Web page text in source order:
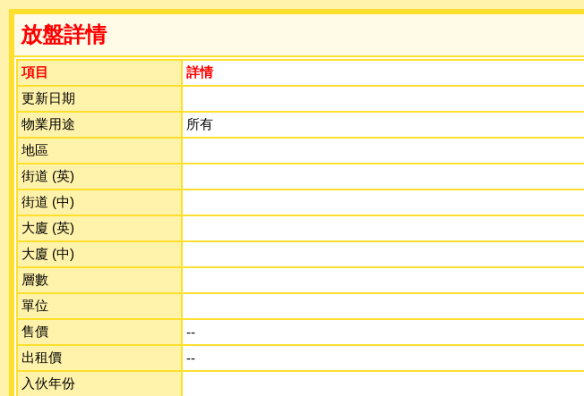
放盤詳情
項目
詳情
更新日期
物業用途
所有
地區
街道 (英)
街道 (中)
大廈 (英)
大廈 (中)
層數
單位
售價
--
出租價
--
入伙年份